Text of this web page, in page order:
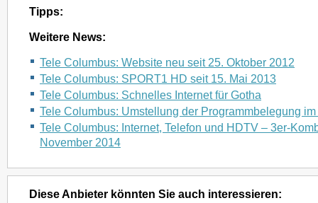
Tipps:
Weitere News:
Tele Columbus: Website neu seit 25. Oktober 2012
Tele Columbus: SPORT1 HD seit 15. Mai 2013
Tele Columbus: Schnelles Internet für Gotha
Tele Columbus: Umstellung der Programmbelegung
Tele Columbus: Internet, Telefon und HDTV – 3er-
November 2014
Diese Anbieter könnten Sie auch interessieren: